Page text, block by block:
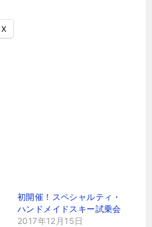
X
初開催！スペシャルティ・
ハンドメイドスキー試乗会
2017年12月15日